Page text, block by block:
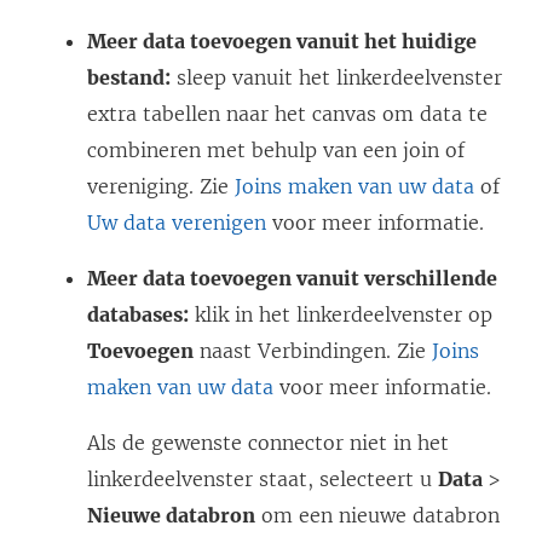
Meer data toevoegen vanuit het huidige
bestand: sleep vanuit het linkerdeelvenster
extra tabellen naar het canvas om data te
combineren met behulp van een join of
vereniging. Zie Joins maken van uw data of
Uw data verenigen voor meer informatie.
Meer data toevoegen vanuit verschillende
databases: klik in het linkerdeelvenster op
Toevoegen naast Verbindingen. Zie Joins
maken van uw data voor meer informatie.
Als de gewenste connector niet in het
linkerdeelvenster staat, selecteert u Data >
Nieuwe databron om een nieuwe databron